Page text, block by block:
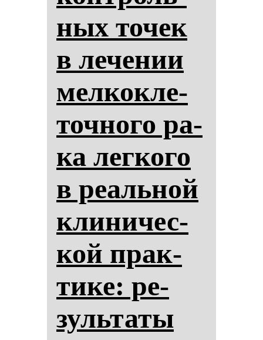
ных то­чек
в ле­че­нии
мел­кок­ле­
точ­но­го ра­
ка лег­ко­го
в ре­аль­ной
кли­ни­чес­
кой прак­
ти­ке: ре­
зуль­та­ты